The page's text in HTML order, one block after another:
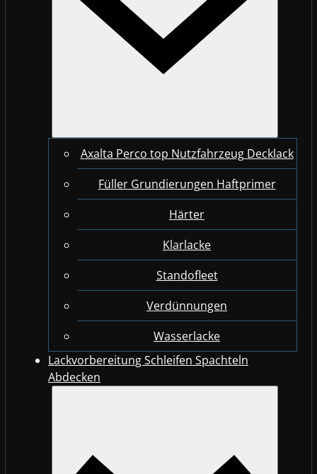
Axalta Perco top Nutzfahrzeug Decklack
Füller Grundierungen Haftprimer
Härter
Klarlacke
Standofleet
Verdünnungen
Wasserlacke
Lackvorbereitung Schleifen Spachteln
Abdecken